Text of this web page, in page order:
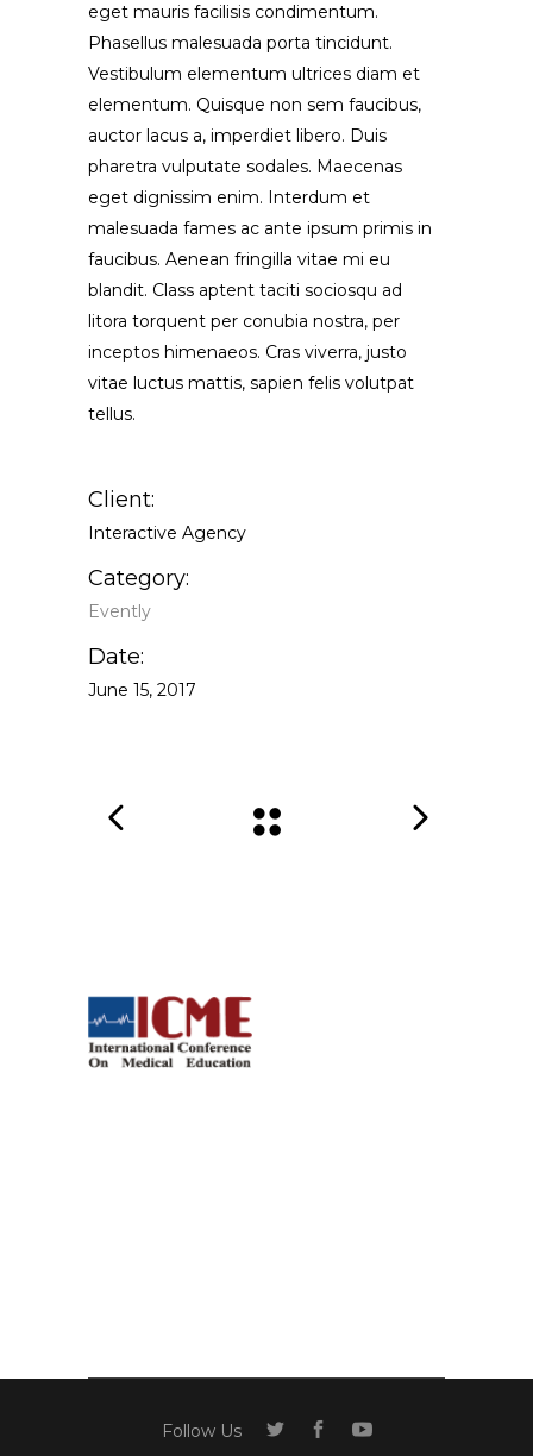
eget mauris facilisis condimentum.
Phasellus malesuada porta tincidunt.
Vestibulum elementum ultrices diam et
elementum. Quisque non sem faucibus,
auctor lacus a, imperdiet libero. Duis
pharetra vulputate sodales. Maecenas
eget dignissim enim. Interdum et
malesuada fames ac ante ipsum primis in
faucibus. Aenean fringilla vitae mi eu
blandit. Class aptent taciti sociosqu ad
litora torquent per conubia nostra, per
inceptos himenaeos. Cras viverra, justo
vitae luctus mattis, sapien felis volutpat
tellus.
Client:
Interactive Agency
Category:
Evently
Date:
June 15, 2017
Follow Us